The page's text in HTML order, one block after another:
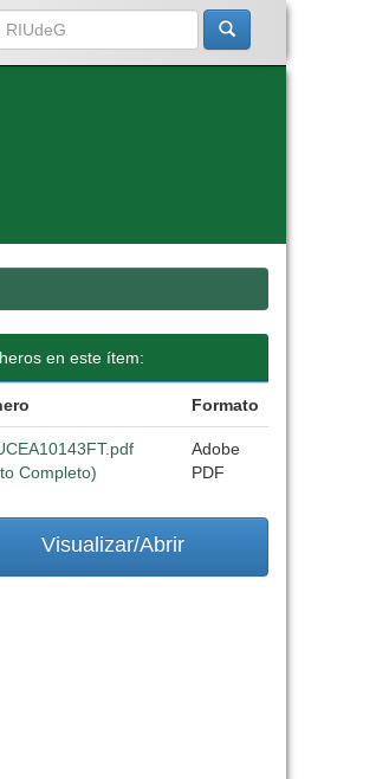
en este ítem:
Formato
Completo)
Adobe
PDF
Visualizar/Abrir